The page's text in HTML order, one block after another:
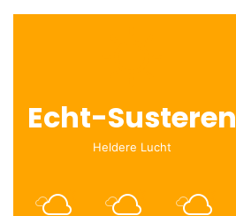
Echt-Susteren
Heldere Lucht